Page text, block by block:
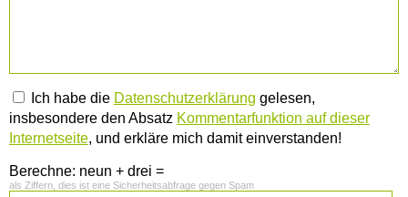
Ich habe die Datenschutzerklärung gelesen,
insbesondere den Absatz Kommentarfunktion auf dieser
Internetseite, und erkläre mich damit einverstanden!
Berechne: neun + drei =
als Ziffern, dies ist eine Sicherheitsabfrage gegen Spam